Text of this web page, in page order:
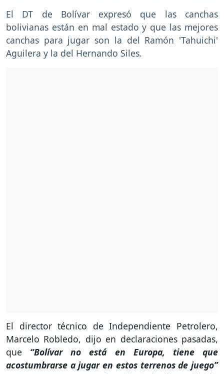
El DT de Bolívar expresó que las canchas
bolivianas están en mal estado y que las mejores
canchas para jugar son la del Ramón 'Tahuichi'
Aguilera y la del Hernando Siles.
El director técnico de Independiente Petrolero,
Marcelo Robledo, dijo en declaraciones pasadas,
que “Bolívar no está en Europa, tiene que
acostumbrarse a jugar en estos terrenos de juego”